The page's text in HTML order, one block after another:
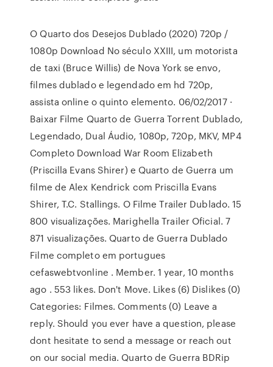
O Quarto dos Desejos Dublado (2020) 720p /
1080p Download No século XXIII, um motorista
de taxi (Bruce Willis) de Nova York se envo,
filmes dublado e legendado em hd 720p,
assista online o quinto elemento. 06/02/2017 ·
Baixar Filme Quarto de Guerra Torrent Dublado,
Legendado, Dual Áudio, 1080p, 720p, MKV, MP4
Completo Download War Room Elizabeth
(Priscilla Evans Shirer) e Quarto de Guerra um
filme de Alex Kendrick com Priscilla Evans
Shirer, T.C. Stallings. O Filme Trailer Dublado. 15
800 visualizações. Marighella Trailer Oficial. 7
871 visualizações. Quarto de Guerra Dublado
Filme completo em portugues
cefaswebtvonline . Member. 1 year, 10 months
ago . 553 likes. Don't Move. Likes (6) Dislikes (0)
Categories: Filmes. Comments (0) Leave a
reply. Should you ever have a question, please
dont hesitate to send a message or reach out
on our social media. Quarto de Guerra BDRip